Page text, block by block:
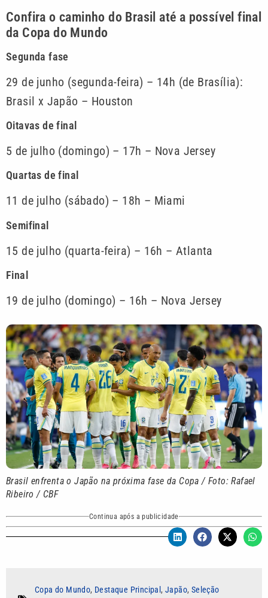
Confira o caminho do Brasil até a possível final
da Copa do Mundo
Segunda fase
29 de junho (segunda-feira) – 14h (de Brasília):
Brasil x Japão – Houston
Oitavas de final
5 de julho (domingo) – 17h – Nova Jersey
Quartas de final
11 de julho (sábado) – 18h – Miami
Semifinal
15 de julho (quarta-feira) – 16h – Atlanta
Final
19 de julho (domingo) – 16h – Nova Jersey
Brasil enfrenta o Japão na próxima fase da Copa / Foto: Rafael
Ribeiro / CBF
Continua após a publicidade
Copa do Mundo, Destaque Principal ,Japão, Seleção